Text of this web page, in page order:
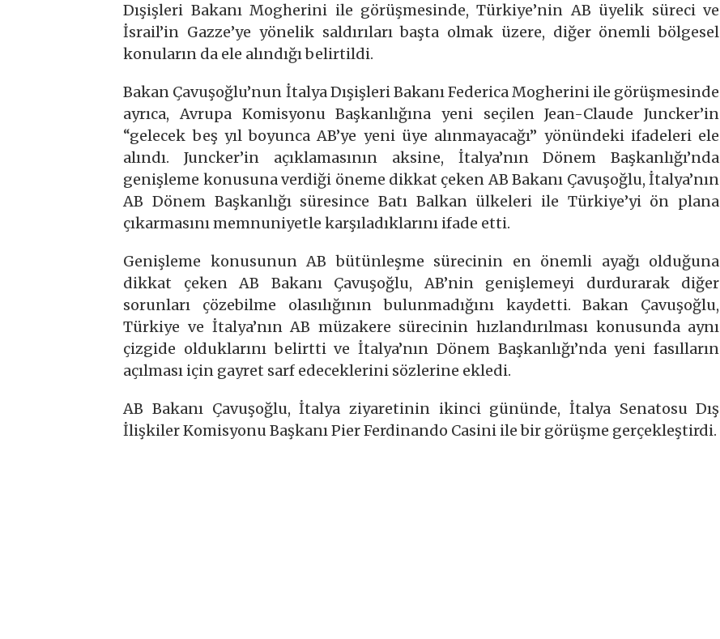
Dışişleri Bakanı Mogherini ile görüşmesinde, Türkiye’nin AB üyelik süreci ve
İsrail’in Gazze’ye yönelik saldırıları başta olmak üzere, diğer önemli bölgesel
konuların da ele alındığı belirtildi.
Bakan Çavuşoğlu’nun İtalya Dışişleri Bakanı Federica Mogherini ile görüşmesinde
ayrıca, Avrupa Komisyonu Başkanlığına yeni seçilen Jean-Claude Juncker’in
“gelecek beş yıl boyunca AB’ye yeni üye alınmayacağı” yönündeki ifadeleri ele
alındı. Juncker’in açıklamasının aksine, İtalya’nın Dönem Başkanlığı’nda
genişleme konusuna verdiği öneme dikkat çeken AB Bakanı Çavuşoğlu, İtalya’nın
AB Dönem Başkanlığı süresince Batı Balkan ülkeleri ile Türkiye’yi ön plana
çıkarmasını memnuniyetle karşıladıklarını ifade etti.
Genişleme konusunun AB bütünleşme sürecinin en önemli ayağı olduğuna
dikkat çeken AB Bakanı Çavuşoğlu, AB’nin genişlemeyi durdurarak diğer
sorunları çözebilme olasılığının bulunmadığını kaydetti. Bakan Çavuşoğlu,
Türkiye ve İtalya’nın AB müzakere sürecinin hızlandırılması konusunda aynı
çizgide olduklarını belirtti ve İtalya’nın Dönem Başkanlığı’nda yeni fasılların
açılması için gayret sarf edeceklerini sözlerine ekledi.
AB Bakanı Çavuşoğlu, İtalya ziyaretinin ikinci gününde, İtalya Senatosu Dış
İlişkiler Komisyonu Başkanı Pier Ferdinando Casini ile bir görüşme gerçekleştirdi.